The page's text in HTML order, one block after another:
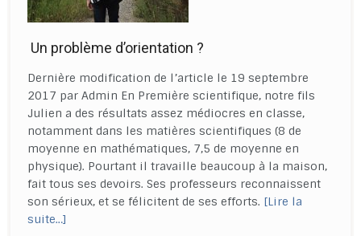
Un problème d’orientation ?
Dernière modification de l’article le 19 septembre
2017 par Admin En Première scientifique, notre fils
Julien a des résultats assez médiocres en classe,
notamment dans les matières scientifiques (8 de
moyenne en mathématiques, 7,5 de moyenne en
physique). Pourtant il travaille beaucoup à la maison,
fait tous ses devoirs. Ses professeurs reconnaissent
son sérieux, et se félicitent de ses efforts. [Lire la
suite…]